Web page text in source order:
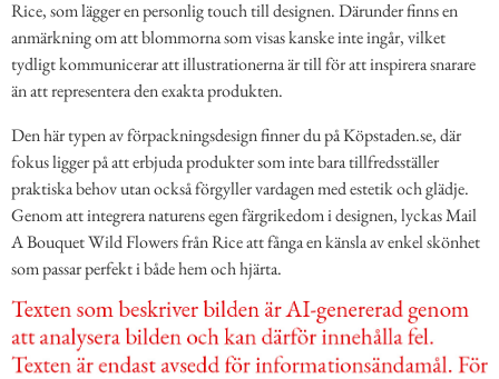
Rice, som lägger en personlig touch till designen. Därunder finns en
anmärkning om att blommorna som visas kanske inte ingår, vilket
tydligt kommunicerar att illustrationerna är till för att inspirera snarare
än att representera den exakta produkten.
Den här typen av förpackningsdesign finner du på Köpstaden.se, där
fokus ligger på att erbjuda produkter som inte bara tillfredsställer
praktiska behov utan också förgyller vardagen med estetik och glädje.
Genom att integrera naturens egen färgrikedom i designen, lyckas Mail
A Bouquet Wild Flowers från Rice att fånga en känsla av enkel skönhet
som passar perfekt i både hem och hjärta.